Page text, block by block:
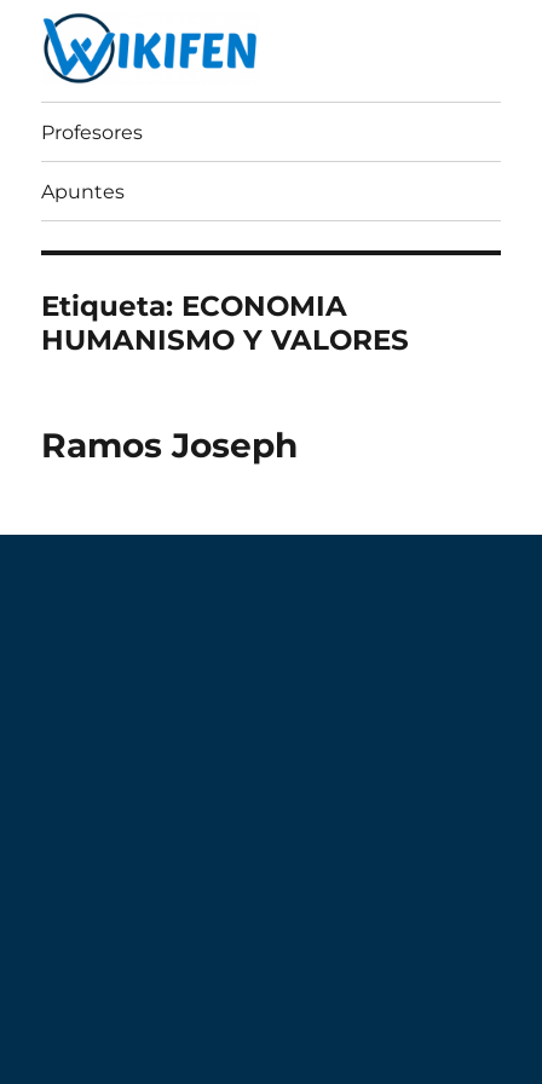
Wikifen
Profesores
Apuntes
Etiqueta: ECONOMIA
HUMANISMO Y VALORES
Ramos Joseph